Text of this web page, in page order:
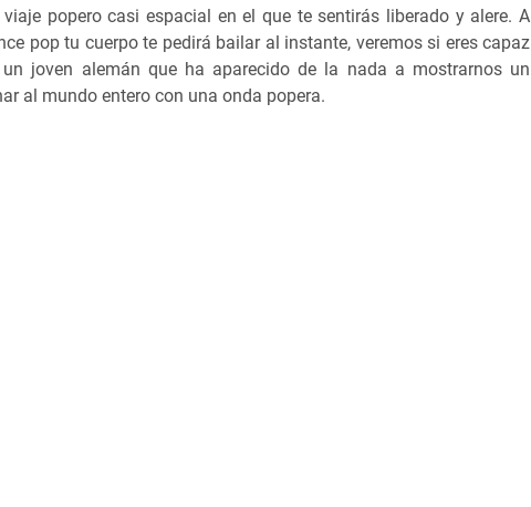
popero casi espacial en el que te sentirás liberado y alere. A
pop tu cuerpo te pedirá bailar al instante, veremos si eres capaz
joven alemán que ha aparecido de la nada a mostrarnos un
al mundo entero con una onda popera.